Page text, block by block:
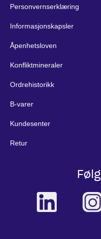
Personvernserklæring
Informasjonskapsler
Åpenhetsloven
Konfliktmineraler
Ordrehistorikk
B-varer
Kundesenter
Retur